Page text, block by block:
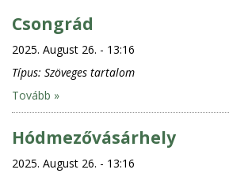
Csongrád
2025. August 26. - 13:16
Típus: Szöveges tartalom
Tovább »
Hódmezővásárhely
2025. August 26. - 13:16